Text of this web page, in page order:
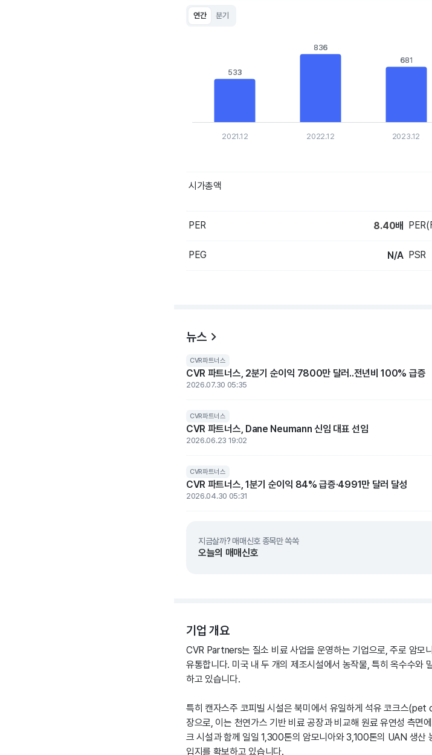
연간 분기
The chart has 1 Y axis displaying values. Data ranges from
533
533
836
836
681
681
2021.12 2022.12 2023.12
시가총액
PER 8.40배
PEG N/A PSR
뉴스
CVR파트너스
CVR 파트너스, 2분기 순이익 7800만 달러..전년비 100% 급증
2026.07.30 05:35
CVR파트너스
CVR 파트너스, Dane Neumann 신임 대표 선임
2026.06.23 19:02
CVR파트너스
CVR 파트너스, 1분기 순이익 84% 급증·4991만 달러 달성
2026.04.30 05:31
지금살까? 매매신호 종목만 쏙쏙
오늘의 매매신호
기업 개요
CVR Partners는 질소 비료 사업을 운영하는 기업으로, 주로 암모
유통합니다. 미국 내 두 개의 제조시설에서 농작물, 특히 옥수수와
하고 있습니다.
특히 캔자스주 코피빌 시설은 북미에서 유일하게 석유 코크스
장으로, 이는 천연가스 기반 비료 공장과 비교해 원료 유연성 측면
크 시설과 함께 일일 1,300톤의 암모니아와 3,100톤의 UAN 생산
입지를 확보하고 있습니다.